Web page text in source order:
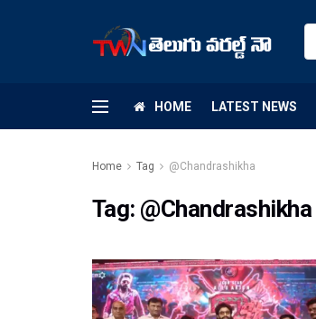
HOME LATEST NEWS
Home Tag @Chandrashikha
Tag: @Chandrashikha